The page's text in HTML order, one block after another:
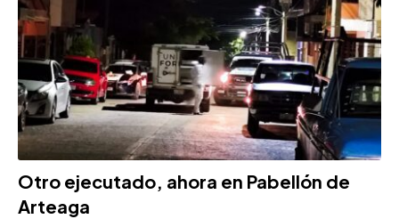
Otro ejecutado, ahora en Pabellón de
Arteaga